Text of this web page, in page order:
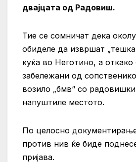
двајцата од Радовиш.
Тие се сомничат дека
обиделе да извршат
куќа во Неготино, а откако
забележани од
возило „бмв“ со
напуштиле местото.
По целосно документирање
против нив ќе биде
пријава.